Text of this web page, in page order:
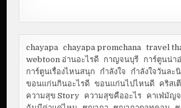
chayapa chayapa promchana
travel
webtoon อ่านอะไรดี กาญจนบุรี การ์ตูนน่า
การ์ตูนเรื่องไหนสนุก
กำลังใจ กำลังใจวันละ
ขอนแก่นกินอะไรดี ขอนแก่นไปไหนดี คริสเ
ความสุข Story ความสุขคืออะไร คาเฟ่มัญ